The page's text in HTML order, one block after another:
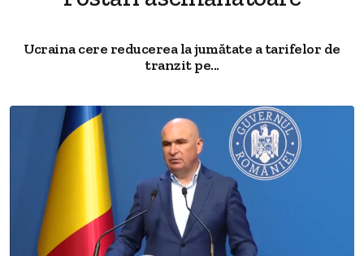
Ucraina cere reducerea la jumătate a tarifelor de
tranzit pe...